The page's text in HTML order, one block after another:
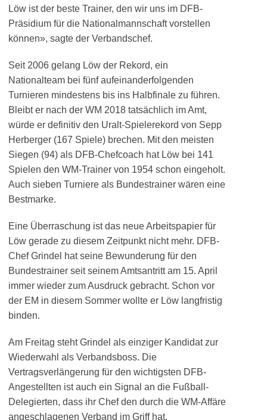
Löw ist der beste Trainer, den wir uns im DFB-
Präsidium für die Nationalmannschaft vorstellen
können», sagte der Verbandschef.
Seit 2006 gelang Löw der Rekord, ein
Nationalteam bei fünf aufeinanderfolgenden
Turnieren mindestens bis ins Halbfinale zu führen.
Bleibt er nach der WM 2018 tatsächlich im Amt,
würde er definitiv den Uralt-Spielerekord von Sepp
Herberger (167 Spiele) brechen. Mit den meisten
Siegen (94) als DFB-Chefcoach hat Löw bei 141
Spielen den WM-Trainer von 1954 schon eingeholt.
Auch sieben Turniere als Bundestrainer wären eine
Bestmarke.
Eine Überraschung ist das neue Arbeitspapier für
Löw gerade zu diesem Zeitpunkt nicht mehr. DFB-
Chef Grindel hat seine Bewunderung für den
Bundestrainer seit seinem Amtsantritt am 15. April
immer wieder zum Ausdruck gebracht. Schon vor
der EM in diesem Sommer wollte er Löw langfristig
binden.
Am Freitag steht Grindel als einziger Kandidat zur
Wiederwahl als Verbandsboss. Die
Vertragsverlängerung für den wichtigsten DFB-
Angestellten ist auch ein Signal an die Fußball-
Delegierten, dass ihr Chef den durch die WM-Affäre
angeschlagenen Verband im Griff hat.